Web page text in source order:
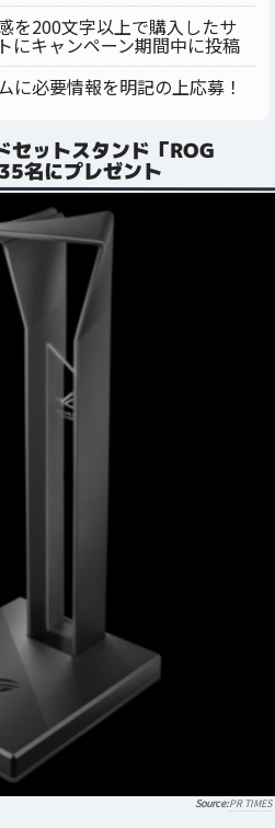
を200文字以上で購入したサ
にキャンペーン期間中に投稿
に必要情報を明記の上応募！
セットスタンド「ROG
名にプレゼント
PR TIMES